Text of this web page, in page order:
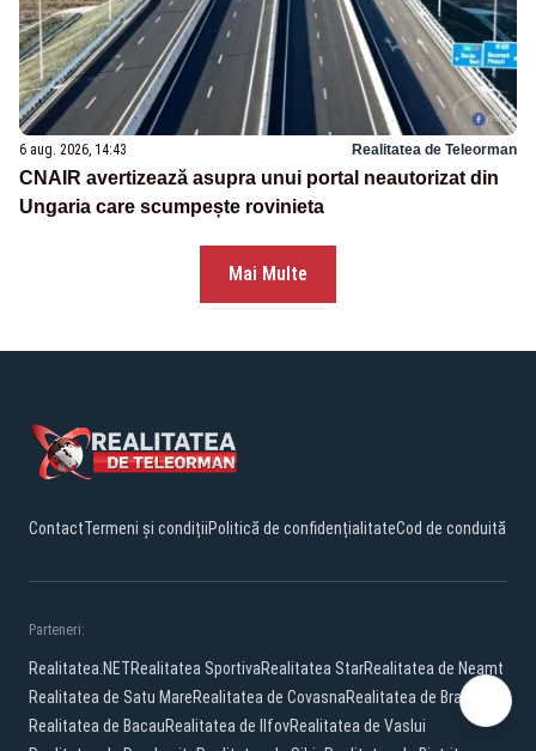
6 aug. 2026, 14:43 Realitatea de Teleorman
CNAIR avertizează asupra unui portal neautorizat din
Ungaria care scumpește rovinieta
Mai Multe
ContactTermeni și condițiiPolitică de confidențialitateCod de conduită
Parteneri:
Realitatea.NETRealitatea SportivaRealitatea StarRealitatea de Neamt
Realitatea de Satu MareRealitatea de CovasnaRealitatea de Braila
Realitatea de BacauRealitatea de IlfovRealitatea de Vaslui